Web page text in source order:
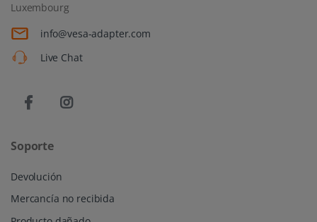
Luxembourg
info@vesa-adapter.com
Live Chat
Soporte
Devolución
Mercancía no recibida